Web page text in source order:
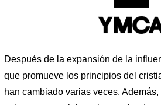
Después de la expansión de la
que promueve los principios del
han cambiado varias veces.